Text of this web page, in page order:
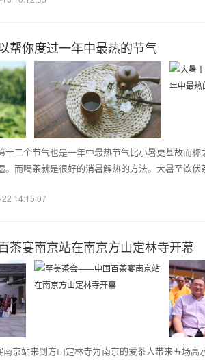
帮你度过一年中最热的节气
十二个节气也是一年中最热节气比小暑更甚故而
。而喝茶就是很好的消暑解热的方法。大暑至饮
14:15:07
宴南京站在南京方山定林寺开幕
京站来到方山定林寺为南京的爱茶人带来五场